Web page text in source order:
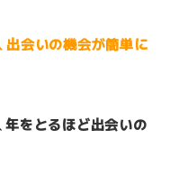
出会いの機会が簡単に
年をとるほど出会いの